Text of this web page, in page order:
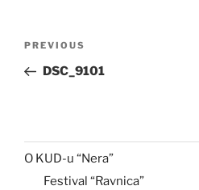
Previous
Post
PREVIOUS
DSC_9101
O KUD-u “Nera”
Festival “Ravnica”